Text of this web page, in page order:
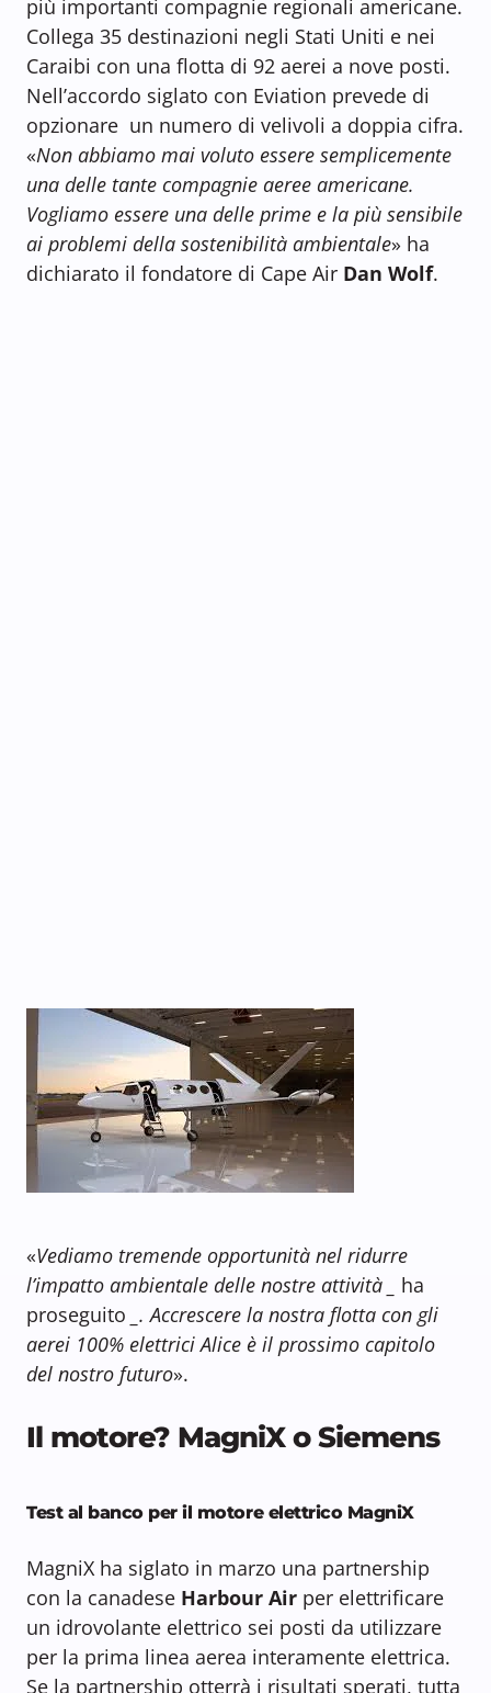
più importanti compagnie regionali americane.
Collega 35 destinazioni negli Stati Uniti e nei
Caraibi con una flotta di 92 aerei a nove posti.
Nell’accordo siglato con Eviation prevede di
opzionare un numero di velivoli a doppia cifra.
«Non abbiamo mai voluto essere semplicemente
una delle tante compagnie aeree americane.
Vogliamo essere una delle prime e la più sensibile
ai problemi della sostenibilità ambientale» ha
dichiarato il fondatore di Cape Air Dan Wolf.
«Vediamo tremende opportunità nel ridurre
l’impatto ambientale delle nostre attività _ ha
proseguito _. Accrescere la nostra flotta con gli
aerei 100% elettrici Alice è il prossimo capitolo
del nostro futuro».
Il motore? MagniX o Siemens
Test al banco per il motore elettrico MagniX
MagniX ha siglato in marzo una partnership
con la canadese Harbour Air per elettrificare
un idrovolante elettrico sei posti da utilizzare
per la prima linea aerea interamente elettrica.
Se la partnership otterrà i risultati sperati, tutta